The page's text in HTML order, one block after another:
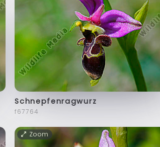
Schnepfenragwurz
f67764
Zoom